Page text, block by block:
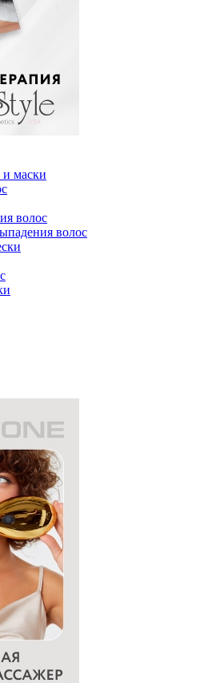
маски
волос
волос